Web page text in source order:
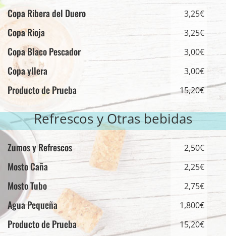
Copa Ribera del Duero 3,25€
Copa Rioja 3,25€
Copa Blaco Pescador 3,00€
Copa yllera 3,00€
Producto de Prueba 15,20€
Refrescos y Otras bebidas
Zumos y Refrescos 2,50€
Mosto Caña 2,25€
Mosto Tubo 2,75€
Agua Pequeña 1,800€
Producto de Prueba 15,20€